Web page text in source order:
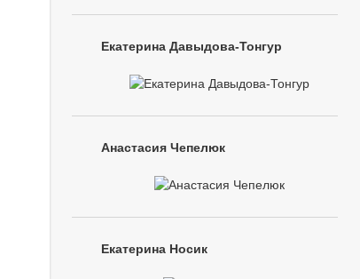
Екатерина Давыдова-Тонгур
Анастасия Чепелюк
Екатерина Носик